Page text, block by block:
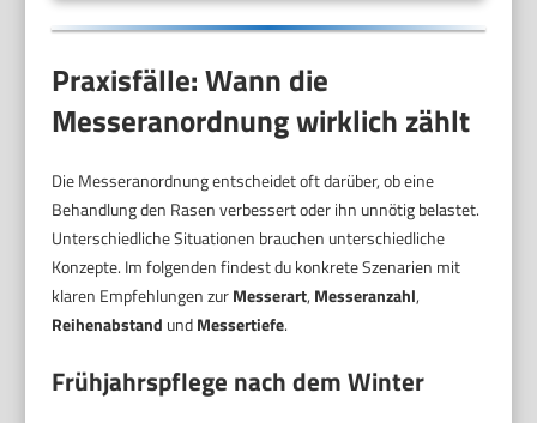
Praxisfälle: Wann die
Messeranordnung wirklich zählt
Die Messeranordnung entscheidet oft darüber, ob eine
Behandlung den Rasen verbessert oder ihn unnötig belastet.
Unterschiedliche Situationen brauchen unterschiedliche
Konzepte. Im folgenden findest du konkrete Szenarien mit
klaren Empfehlungen zurMesserart, Messeranzahl,
Reihenabstand undMessertiefe.
Frühjahrspflege nach dem Winter